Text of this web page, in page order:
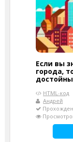
Если вы
города,
HTML-код
Андрей